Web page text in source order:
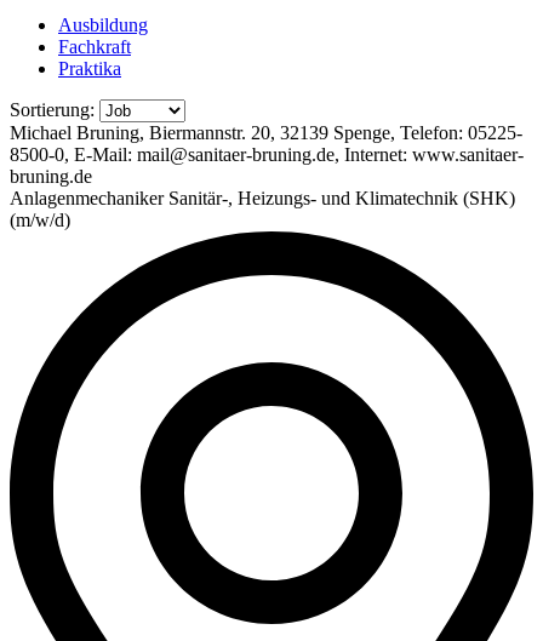
Ausbildung
Fachkraft
Praktika
Sortierung:
Michael Bruning, Biermannstr. 20, 32139 Spenge, Telefon: 05225-
8500-0, E-Mail: mail@sanitaer-bruning.de, Internet: www.sanitaer-
bruning.de
Anlagenmechaniker Sanitär-, Heizungs- und Klimatechnik (SHK)
(m/w/d)